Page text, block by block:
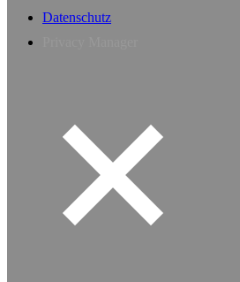
Datenschutz